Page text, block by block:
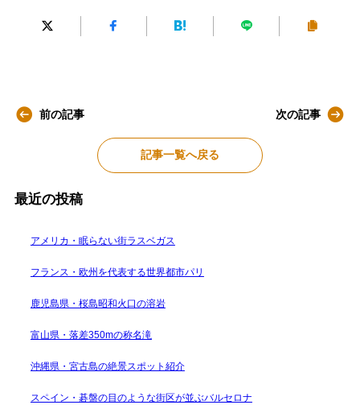
前の記事
記事一覧へ戻る
次の記事
最近の投稿
アメリカ・眠らない街ラスベガス
フランス・欧州を代表する世界都市パリ
鹿児島県・桜島昭和火口の溶岩
富山県・落差350mの称名滝
沖縄県・宮古島の絶景スポット紹介
スペイン・碁盤の目のような街区が並ぶバルセロナ